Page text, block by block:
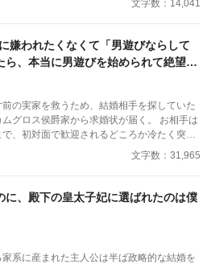
。 そんな主人公が前世を思い
愛されて幸せになるまでの話。
文字数：14,041
嫌われたくなくて「男遊びならして
ら、本当に男遊びを始められて絶望し
の実家を救うため、結婚相手を探していた
グロス侯爵家から求婚状が届く。 お相手は
、初対面で歓迎されるどころか冷たく突き
借金を完済す
は可愛い令息が集まり、推し活状態に。 一
が嫉妬で胃を痛める日々。 ラキへの恋心を
文字数：31,965
に、殿下の皇太子妃に選ばれたのは僕
系に産まれた主人公は半ば政略的な結婚を